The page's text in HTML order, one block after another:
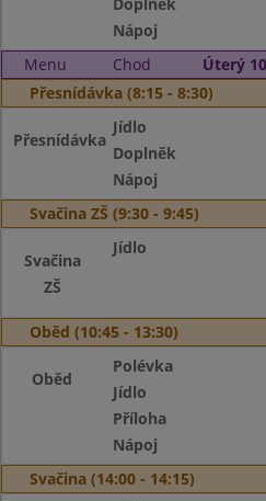
Nápoj
Menu
Chod
Úterý
Přesnídávka (8:15 - 8:30)
Přesnídávka
Jídlo
Doplněk
Nápoj
Svačina ZŠ (9:30 - 9:45)
Svačina
ZŠ
Jídlo
Oběd (10:45 - 13:30)
Oběd
Polévka
Jídlo
Příloha
Nápoj
Svačina (14:00 - 14:15)